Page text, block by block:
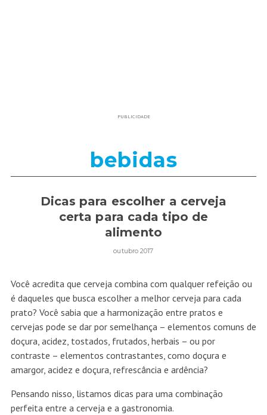
PUBLICIDADE
bebidas
Dicas para escolher a cerveja
certa para cada tipo de
alimento
outubro 2017
Você acredita que cerveja combina com qualquer refeição ou
é daqueles que busca escolher a melhor cerveja para cada
prato? Você sabia que a harmonização entre pratos e
cervejas pode se dar por semelhança – elementos comuns de
doçura, acidez, tostados, frutados, herbais – ou por
contraste – elementos contrastantes, como doçura e
amargor, acidez e doçura, refrescância e ardência?
Pensando nisso, listamos dicas para uma combinação
perfeita entre a cerveja e a gastronomia.